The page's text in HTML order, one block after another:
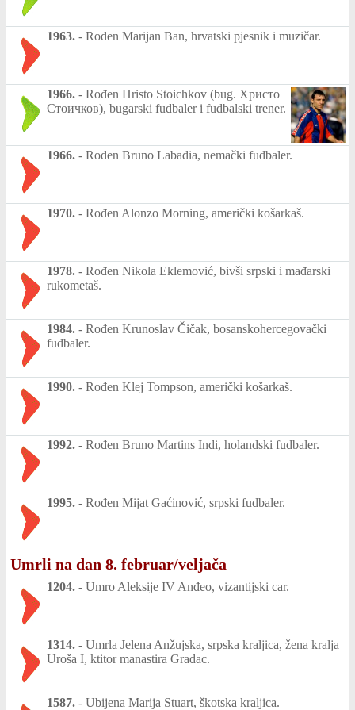
1963. - Rođen Marijan Ban, hrvatski pjesnik i muzičar.
1966. - Rođen Hristo Stoichkov (bug. Христо
Стоичков), bugarski fudbaler i fudbalski trener.
1966. - Rođen Bruno Labadia, nemački fudbaler.
1970. - Rođen Alonzo Morning, američki košarkaš.
1978. - Rođen Nikola Eklemović, bivši srpski i mađarski
rukometaš.
1984. - Rođen Krunoslav Čičak, bosanskohercegovački
fudbaler.
1990. - Rođen Klej Tompson, američki košarkaš.
1992. - Rođen Bruno Martins Indi, holandski fudbaler.
1995. - Rođen Mijat Gaćinović, srpski fudbaler.
Umrli na dan 8. februar/veljača
1204. - Umro Aleksije IV Anđeo, vizantijski car.
1314. - Umrla Jelena Anžujska, srpska kraljica, žena kralja
Uroša I, ktitor manastira Gradac.
1587. - Ubijena Marija Stuart, škotska kraljica.